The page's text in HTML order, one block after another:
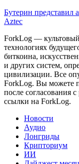
Бутерин
Aztec
ForkLog —
технологиях
биткоина,
и других систем,
цивилизации. Все
ForkLog. Вы можете
после согласования
ссылки на ForkLog.
Новости
Аудио
Лонгриды
Крипториум
ИИ